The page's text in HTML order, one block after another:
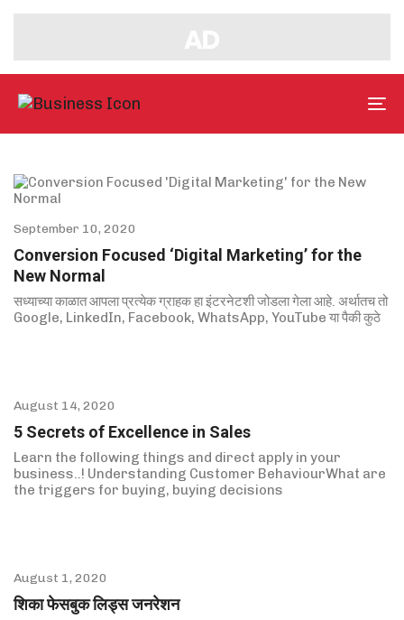
September 10, 2020
Conversion Focused ‘Digital Marketing’ for the
New Normal
सध्याच्या काळात आपला प्रत्येक ग्राहक हा इंटरनेटशी जोडला गेला आहे. अर्थातच तो
Google, LinkedIn, Facebook, WhatsApp, YouTube या पैकी कुठे
August 14, 2020
5 Secrets of Excellence in Sales
Learn the following things and direct apply in your
business..! Understanding Customer BehaviourWhat are
the triggers for buying, buying decisions
August 1, 2020
शिका फेसबुक लिड्स जनरेशन